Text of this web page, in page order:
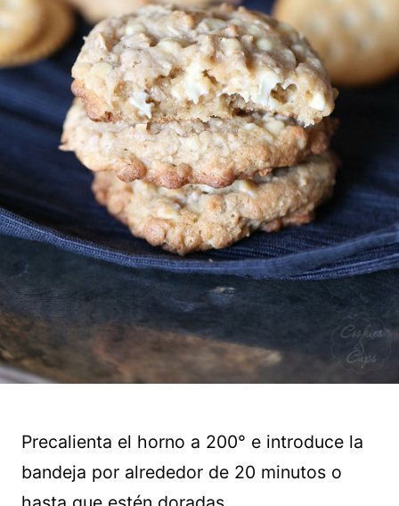
Precalienta el horno a 200° e introduce la
bandeja por alrededor de 20 minutos o